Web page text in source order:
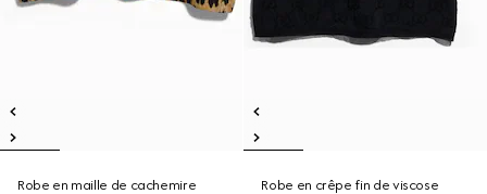
Robe en maille de cachemire
Robe en crêpe fin de viscose